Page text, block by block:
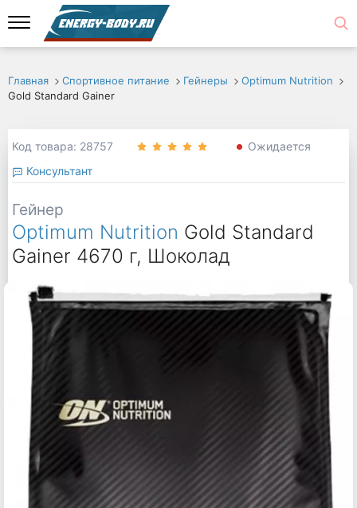
Главная Спортивное питание Гейнеры
Optimum Nutrition
Gold Standard Gainer
Код товара: 28757
Ожидается
Консультант
Гейнер
Optimum Nutrition Gold Standard
Gainer 4670 г, Шоколад